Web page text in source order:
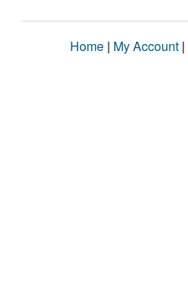
Home | My Account |